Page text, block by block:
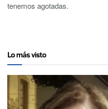
tenemos agotadas.
Lo más visto